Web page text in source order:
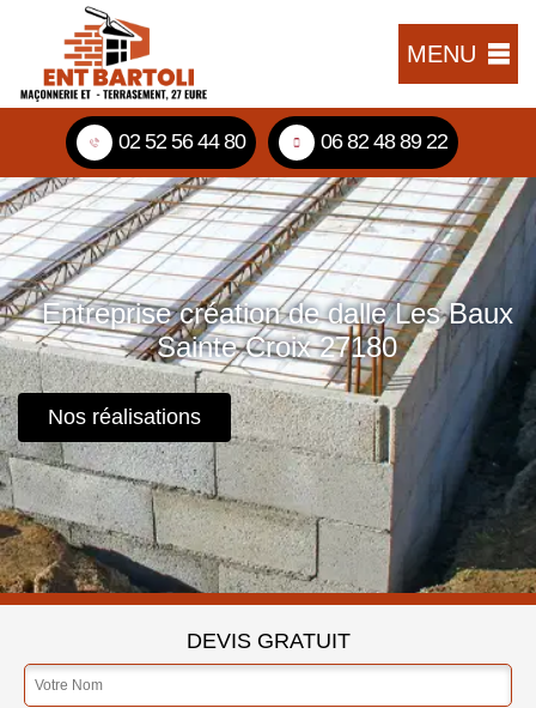
MENU
02 52 56 44 80 06 82 48 89 22
Entreprise création de dalle Les Baux
Sainte Croix 27180
Nos réalisations
DEVIS GRATUIT